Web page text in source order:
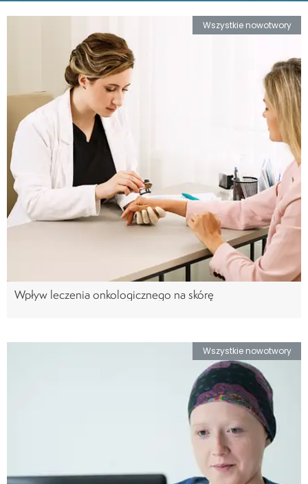
Wszystkie nowotwory
Wpływ leczenia onkologicznego na skórę
Wszystkie nowotwory